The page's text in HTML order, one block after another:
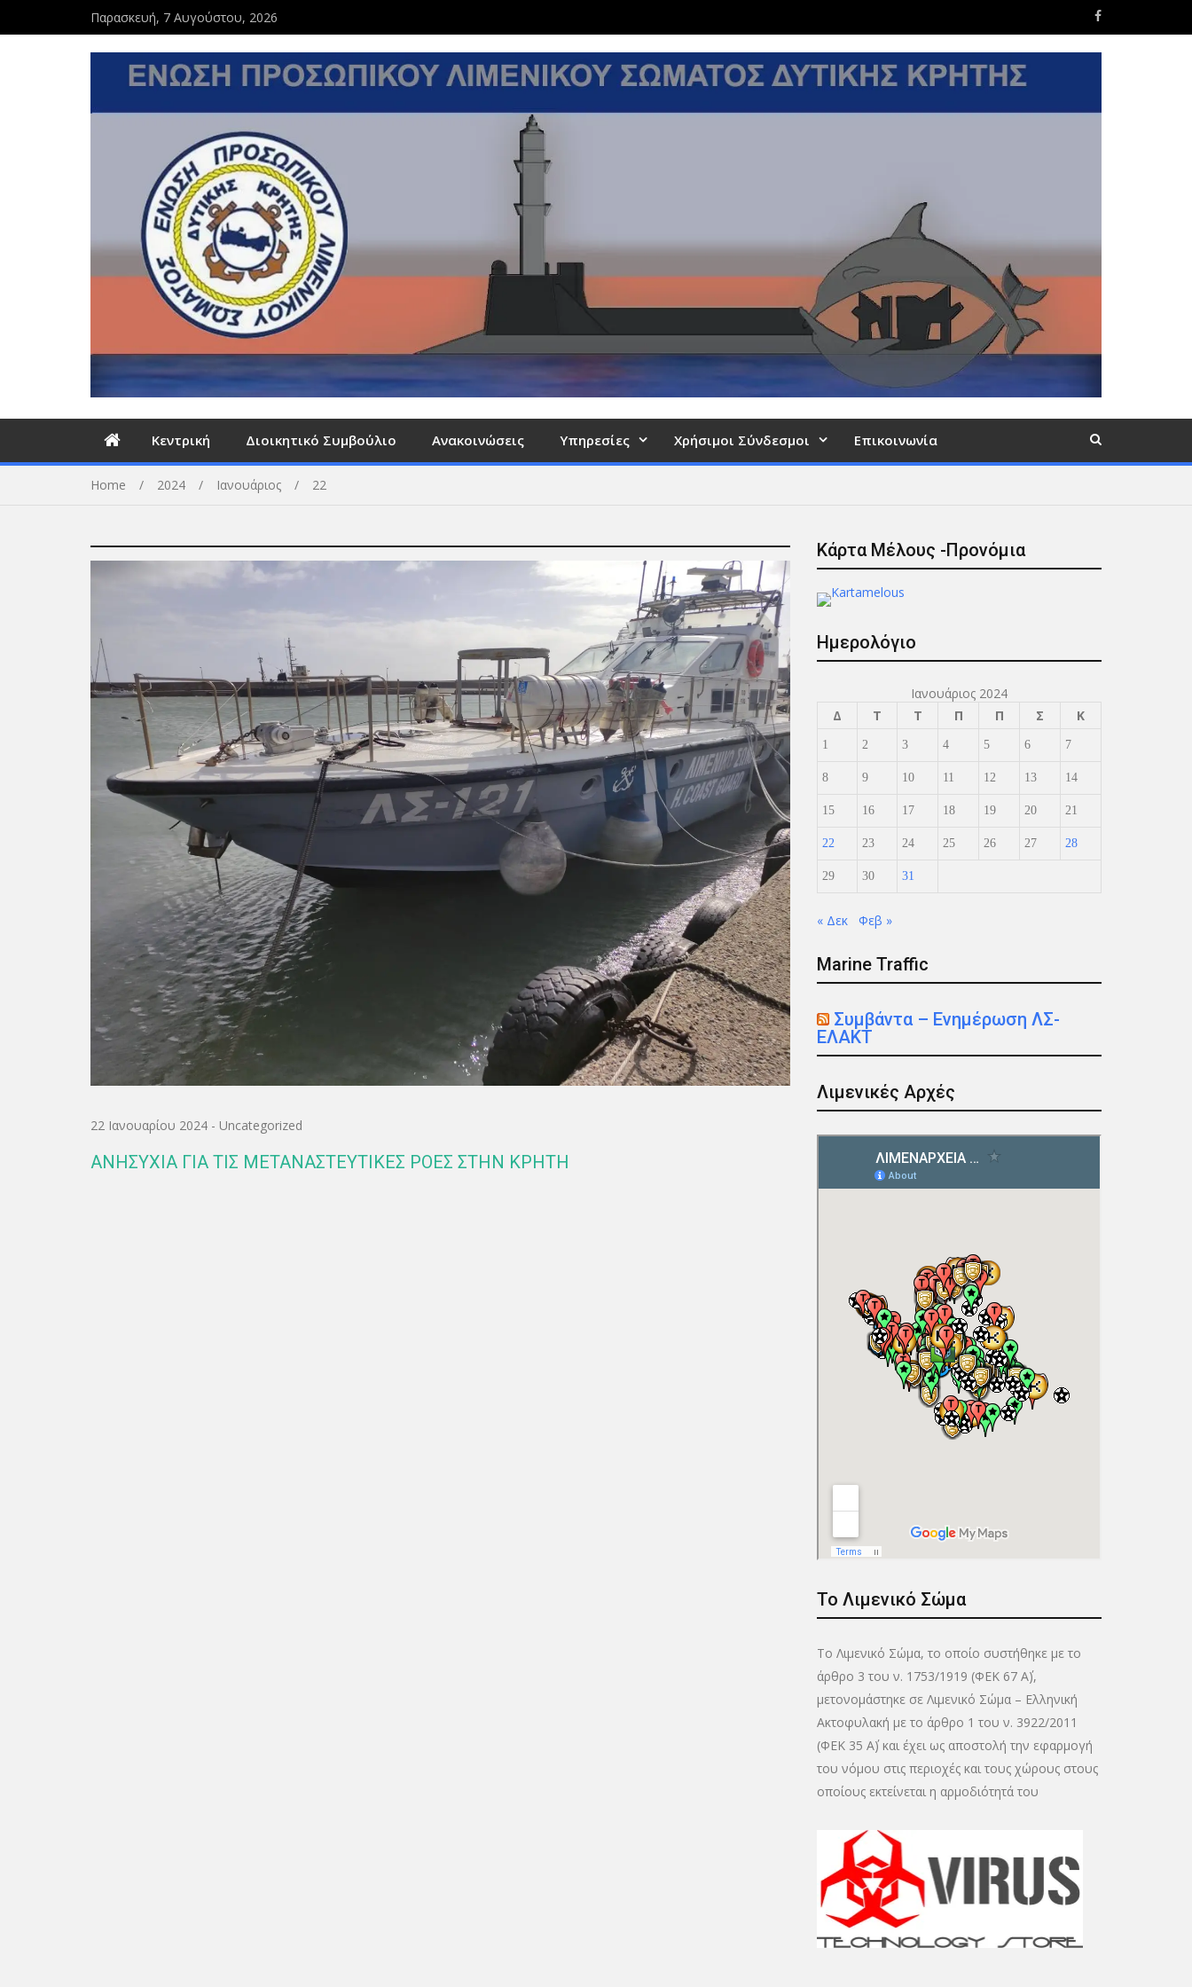
Παρασκευή, 7 Αυγούστου, 2026
Κεντρική Διοικητικό Συμβούλιο Ανακοινώσεις Υπηρεσίες Χρήσιμοι Σύνδεσμοι Επικοινωνία
Home 2024 Ιανουάριος 22
22 Ιανουαρίου 2024 - Uncategorized
ΑΝΗΣΥΧΙΑ ΓΙΑ ΤΙΣ ΜΕΤΑΝΑΣΤΕΥΤΙΚΕΣ ΡΟΕΣ ΣΤΗΝ ΚΡΗΤΗ
Κάρτα Μέλους -Προνόμια
Ημερολόγιο
Ιανουάριος 2024
Δ
Τ Τ Π Π Σ Κ
1 2 3 4 5 6 7
8 9 10 11 12 13 14
15 16 17 18 19 20 21
22 23 24 25 26 27 28
29 30 31
« Δεκ Φεβ »
Marine Traffic
Συμβάντα – Ενημέρωση ΛΣ-
ΕΛΑΚΤ
Λιμενικές Αρχές
Το Λιμενικό Σώμα
Το Λιμενικό Σώμα, το οποίο συστήθηκε με το
άρθρο 3 του ν. 1753/1919 (ΦΕΚ 67 Α΄),
μετονομάστηκε σε Λιμενικό Σώμα – Ελληνική
Ακτοφυλακή με το άρθρο 1 του ν. 3922/2011
(ΦΕΚ 35 Α΄) και έχει ως αποστολή την εφαρμογή
του νόμου στις περιοχές και τους χώρους στους
οποίους εκτείνεται η αρμοδιότητά του